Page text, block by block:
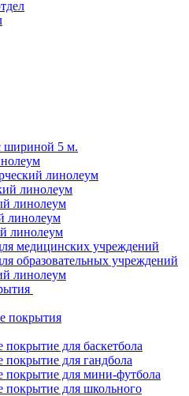
шириной 5 м.
линолеум
линолеум
линолеум
линолеум
линолеум
медицинских учреждений
образовательных учреждений
линолеум
покрытия
для баскетбола
покрытие для гандбола
покрытие для мини-футбола
покрытие для школьного